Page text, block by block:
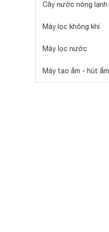
Cây nước nóng lạnh
Máy lọc không khí
Máy lọc nước
Máy tạo ẩm - hút ẩm